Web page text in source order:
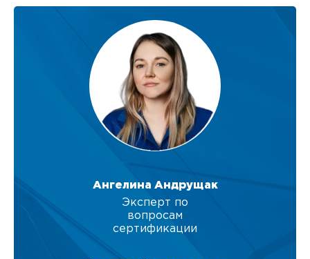
Ангелина Андрущак
Эксперт по
вопросам
сертификации